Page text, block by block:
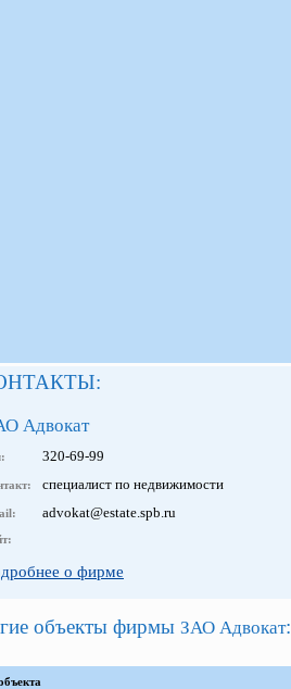
Адвокат
320-69-99
специалист по недвижимости
advokat@estate.spb.ru
о фирме
объекты фирмы ЗАО Адвокат: